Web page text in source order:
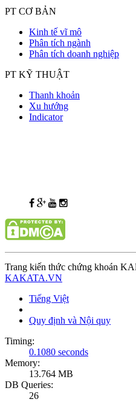
PT CƠ BẢN
Kinh tế vĩ mô
Phân tích ngành
Phân tích doanh nghiệp
PT KỸ THUẬT
Thanh khoản
Xu hướng
Indicator
Trang kiến thức chứng khoán
KAKATA.VN
Tiếng Việt
Quy định và Nội quy
Timing:
0.1080 seconds
Memory:
13.764 MB
DB Queries:
26